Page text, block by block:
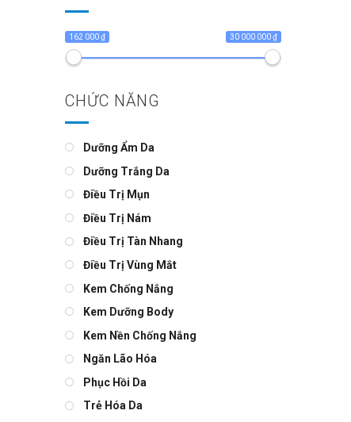
162 000 ₫ 30 000 000 ₫
CHỨC NĂNG
Dưỡng Ẩm Da
Dưỡng Trắng Da
Điều Trị Mụn
Điều Trị Nám
Điều Trị Tàn Nhang
Điều Trị Vùng Mắt
Kem Chống Nắng
Kem Dưỡng Body
Kem Nền Chống Nắng
Ngăn Lão Hóa
Phục Hồi Da
Trẻ Hóa Da